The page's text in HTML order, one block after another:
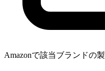
Amazonで該当ブランドの